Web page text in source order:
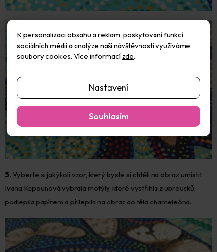
K personalizaci obsahu a reklam, poskytování funkcí
sociálních médií a analýze naší návštěvnosti využíváme
soubory cookies. Více informacízde.
Nastavení
Souhlasím
5. Vyberte si jakýkoli vzor, který byste si chtěli na obraz umístit.
Ivana Kapounová vybrala motýly, které vystřihla z ubrousků,
podlepila papírem a přilepila na obraz do těla chameleóna.